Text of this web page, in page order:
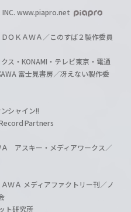
www.piapro.net
ＯＫＡＷＡ／このすば２製作委員
ス・KONAMI・テレビ東京・電通
富士見書房／冴えない製作委
シャイン!!
Partners
アスキー・メディアワークス／
ＷＡ メディアファクトリー刊／ノ
ト研究所